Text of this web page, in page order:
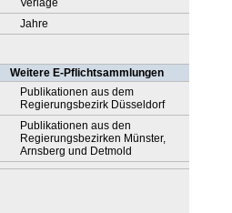
Verlage
Jahre
Weitere E-Pflichtsammlungen
Publikationen aus dem
Regierungsbezirk Düsseldorf
Publikationen aus den
Regierungsbezirken Münster,
Arnsberg und Detmold